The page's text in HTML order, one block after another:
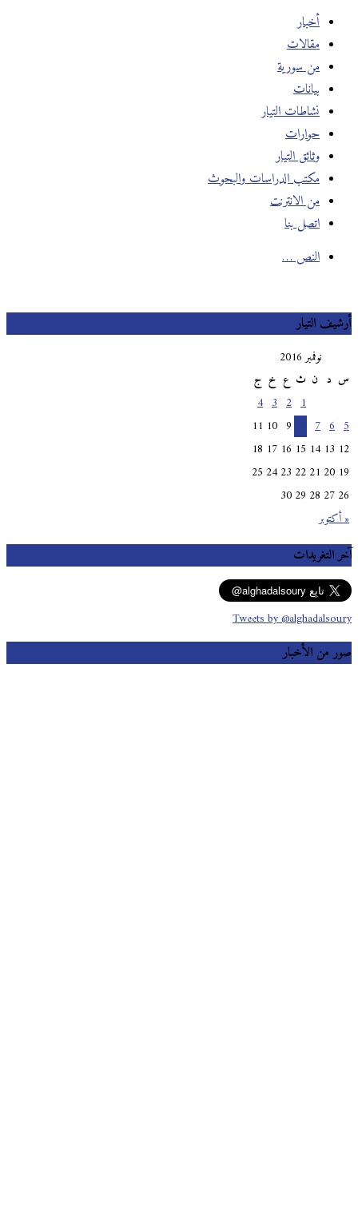
أخبار
مقالات
من سورية
بيانات
نشاطات التيار
حوارات
وثائق التيار
مكتب الدراسات والبحوث
من الانترنت
اتصل بنا
النص …
أرشيف التيار
نوفمبر 2016
س
ث خ ج
« أكتوبر
10
11
12
13
14
15
16
17
18
19
20
21
22
23
24
25
26
27
28
29
30
آخر التغريدات
Tweets by @alghadalsoury
صور من الأخبار